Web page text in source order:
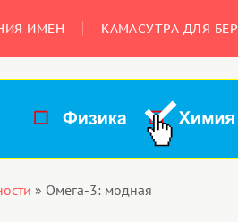
ИМЕН КАМАСУТРА ДЛЯ
» Омега-3: модная